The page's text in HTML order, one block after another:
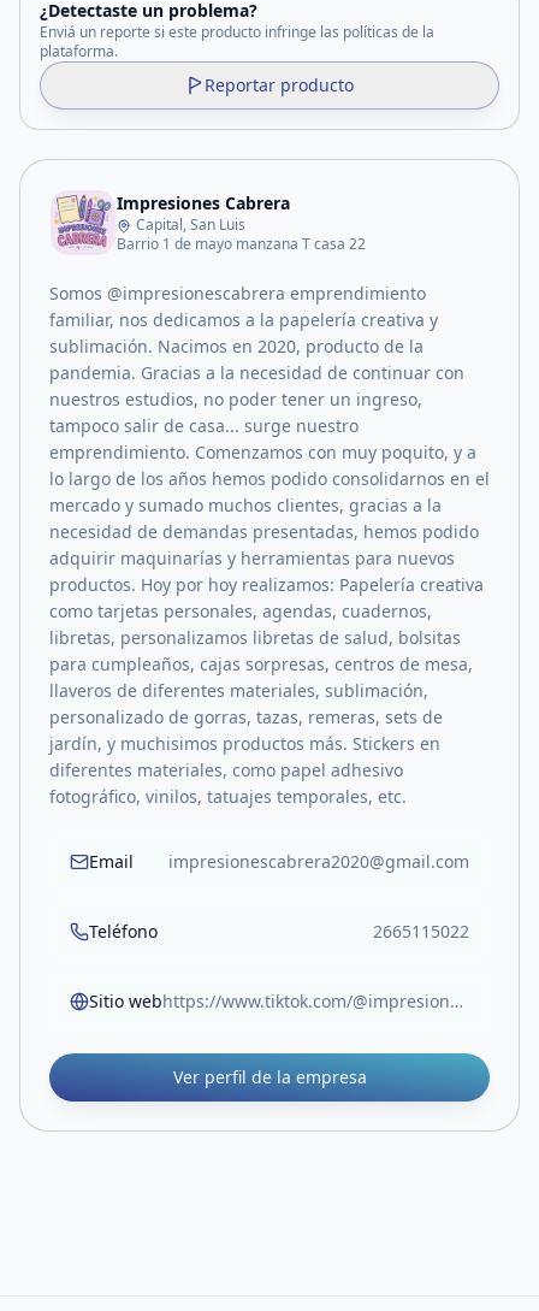
¿Detectaste un problema?
Enviá un reporte si este producto infringe las políticas de la
plataforma.
Reportar producto
Impresiones Cabrera
Capital, San Luis
Barrio 1 de mayo manzana T casa 22
Somos @impresionescabrera emprendimiento
familiar, nos dedicamos a la papelería creativa y
sublimación. Nacimos en 2020, producto de la
pandemia. Gracias a la necesidad de continuar con
nuestros estudios, no poder tener un ingreso,
tampoco salir de casa... surge nuestro
emprendimiento. Comenzamos con muy poquito, y a
lo largo de los años hemos podido consolidarnos en el
mercado y sumado muchos clientes, gracias a la
necesidad de demandas presentadas, hemos podido
adquirir maquinarías y herramientas para nuevos
productos. Hoy por hoy realizamos: Papelería creativa
como tarjetas personales, agendas, cuadernos,
libretas, personalizamos libretas de salud, bolsitas
para cumpleaños, cajas sorpresas, centros de mesa,
llaveros de diferentes materiales, sublimación,
personalizado de gorras, tazas, remeras, sets de
jardín, y muchisimos productos más. Stickers en
diferentes materiales, como papel adhesivo
fotográfico, vinilos, tatuajes temporales, etc.
Email impresionescabrera2020@gmail.com
Teléfono 2665115022
Sitio web https://www.tiktok.com/@impresiones.cabrera?_r=1&_t=ZM-91s5BkemFEO
Ver perfil de la empresa